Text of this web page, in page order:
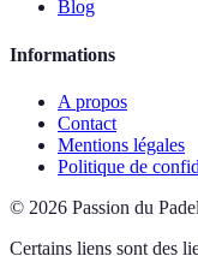
Blog
Informations
A propos
Contact
Mentions légales
Politique de
© 2026 Passion du Padel
Certains liens sont des